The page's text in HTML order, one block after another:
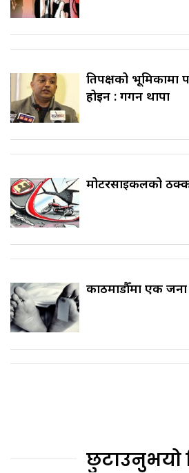
प्रतिपक्षको
होइन : गगन थापा
मोटरसाइकलको
काठमाडौँमा एक
छुटाउनुभयो